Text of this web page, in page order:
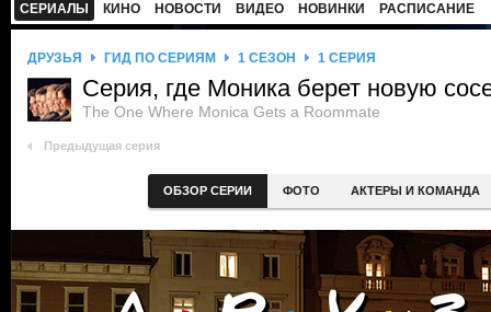
СЕРИАЛЫ КИНО НОВОСТИ ВИДЕО НОВИНКИ РАСПИСАНИЕ
ДРУЗЬЯ ГИД ПО СЕРИЯМ 1 СЕЗОН 1 СЕРИЯ
Серия, где Моника берет новую
The One Where Monica Gets a Roommate
Предыдущая серия
ОБЗОР СЕРИИ ФОТО АКТЕРЫ И КОМАНДА